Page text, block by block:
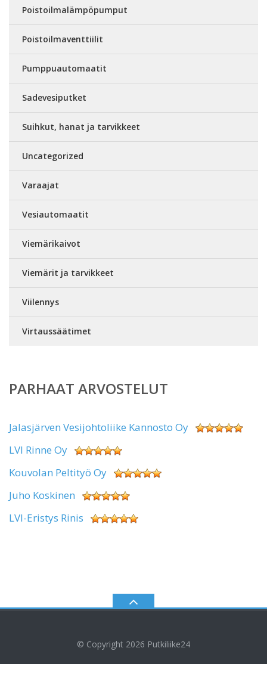
Poistoilmalämpöpumput
Poistoilmaventtiilit
Pumppuautomaatit
Sadevesiputket
Suihkut, hanat ja tarvikkeet
Uncategorized
Varaajat
Vesiautomaatit
Viemärikaivot
Viemärit ja tarvikkeet
Viilennys
Virtaussäätimet
PARHAAT ARVOSTELUT
Jalasjärven Vesijohtoliike Kannosto Oy
LVI Rinne Oy
Kouvolan Peltityö Oy
Juho Koskinen
LVI-Eristys Rinis
© Copyright 2026 Putkiliike24